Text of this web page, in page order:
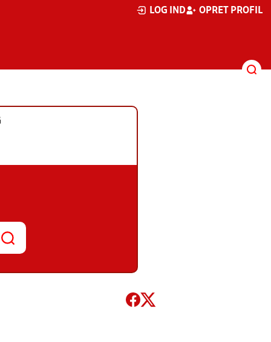
LOG IND OPRET PROFIL